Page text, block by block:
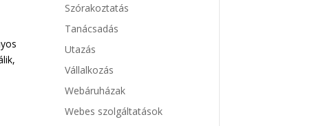
Szórakoztatás
Tanácsadás
Utazás
Vállalkozás
Webáruházak
Webes szolgáltatások